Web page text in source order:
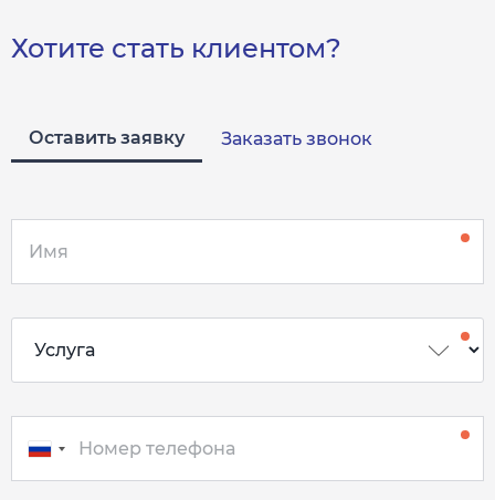
Хотите стать клиентом?
Оставить заявку Заказать звонок